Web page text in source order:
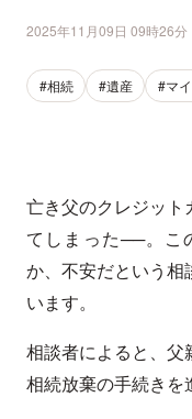
2025年11月09日 09時26分
#相続 #遺産 #マ
亡き父のクレジット
てしまった──。こ
か、不安だという相
います。
相談者によると、父
相続放棄の手続きを